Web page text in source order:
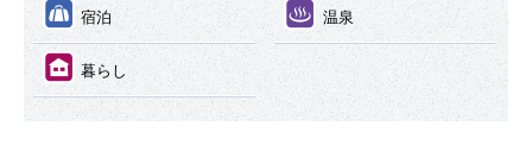
⑨ 宿泊 ⑩ 温泉
⑪ 暮らし